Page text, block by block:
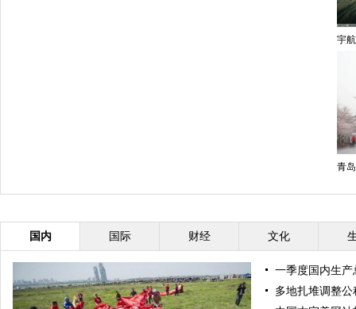
宇
青
国内 国际 财经 文化
一季度国内生
多地扎堆调整